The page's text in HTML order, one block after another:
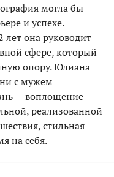
могла бы
и успехе.
лет она руководит
сфере, который
опору. Юлиана
с мужем
— воплощение
реализованной
стильная
на себя.